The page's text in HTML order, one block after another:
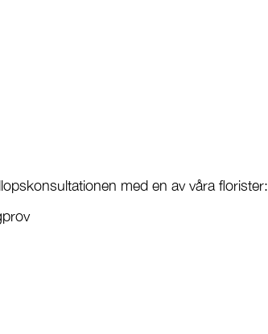
med en av våra florister: